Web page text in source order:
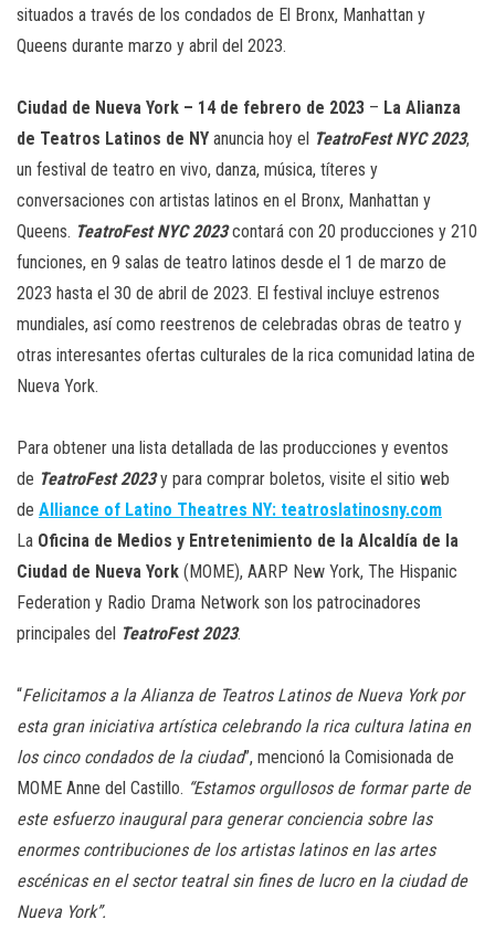
situados a través de los condados de El Bronx, Manhattan y
Queens durante marzo y abril del 2023.
Ciudad de Nueva York – 14 de febrero de 2023 – La Alianza
de Teatros Latinos de NY anuncia hoy el TeatroFest NYC 2023,
un festival de teatro en vivo, danza, música, títeres y
conversaciones con artistas latinos en el Bronx, Manhattan y
Queens. TeatroFest NYC 2023contará con 20 producciones y 210
funciones, en 9 salas de teatro latinos desde el 1 de marzo de
2023 hasta el 30 de abril de 2023. El festival incluye estrenos
mundiales, así como reestrenos de celebradas obras de teatro y
otras interesantes ofertas culturales de la rica comunidad latina de
Nueva York.
Para obtener una lista detallada de las producciones y eventos
de TeatroFest 2023y para comprar boletos, visite el sitio web
de Alliance of Latino Theatres NY: teatroslatinosny.com
La Oficina de Medios y Entretenimiento de la Alcaldía de la
Ciudad de Nueva York (MOME), AARP New York, The Hispanic
Federation y Radio Drama Network son los patrocinadores
principales del TeatroFest 2023.
“Felicitamos a la Alianza de Teatros Latinos de Nueva York por
esta gran iniciativa artística celebrando la rica cultura latina en
los cinco condados de la ciudad”, mencionó la Comisionada de
MOME Anne del Castillo. “Estamos orgullosos de formar parte de
este esfuerzo inaugural para generar conciencia sobre las
enormes contribuciones de los artistas latinos en las artes
escénicas en el sector teatral sin fines de lucro en la ciudad de
Nueva York”.